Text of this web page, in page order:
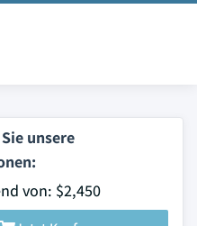
unsere
von: $2,450